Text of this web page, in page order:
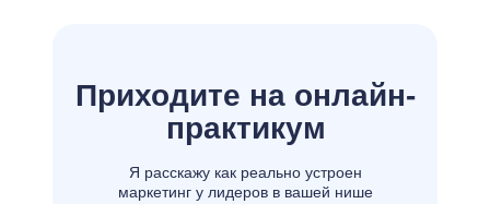
Приходите на онлайн-
практикум
Я расскажу как реально устроен
маркетинг у лидеров в вашей нише